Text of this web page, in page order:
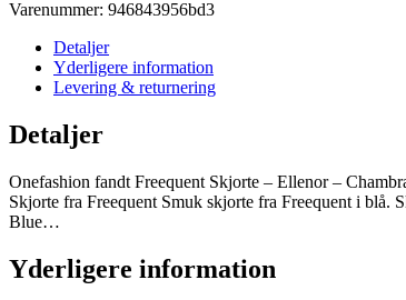
Varenummer: 946843956bd3
Detaljer
Yderligere information
Levering & returnering
Detaljer
Onefashion fandt Freequent Skjorte – Ellenor –
Skjorte fra Freequent Smuk skjorte fra Freequent i blå.
Blue…
Yderligere information